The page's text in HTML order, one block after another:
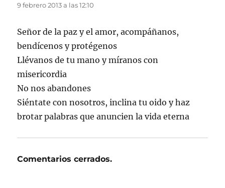
9 febrero 2013 a las 12:10
Señor de la paz y el amor, acompáñanos,
bendícenos y protégenos
Llévanos de tu mano y míranos con
misericordia
No nos abandones
Siéntate con nosotros, inclina tu oido y haz
brotar palabras que anuncien la vida eterna
Comentarios cerrados.